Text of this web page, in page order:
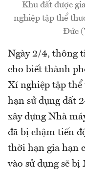
Khu đất được
nghiệp tập thể
Đức
Ngày 2/4, thông
cho biết thành
Xí nghiệp tập
hạn sử dụng đất
xây dựng Nhà
đã bị chậm tiến
thời hạn gia hạn
vào sử dụng sẽ